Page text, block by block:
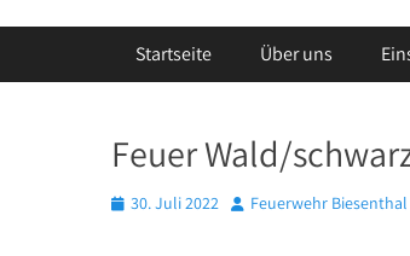
Primäres Menü
Startseite Über uns
Feuer Wald/
Posted
30. Juli 2022 AutorFeuerwehr Biesenthal